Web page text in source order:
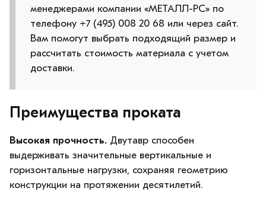
менеджерами компании «МЕТАЛЛ-РС» по
телефону +7 (495) 008 20 68 или через сайт.
Вам помогут выбрать подходящий размер и
рассчитать стоимость материала с учетом
доставки.
Преимущества проката
Высокая прочность. Двутавр способен
выдерживать значительные вертикальные и
горизонтальные нагрузки, сохраняя геометрию
конструкции на протяжении десятилетий.